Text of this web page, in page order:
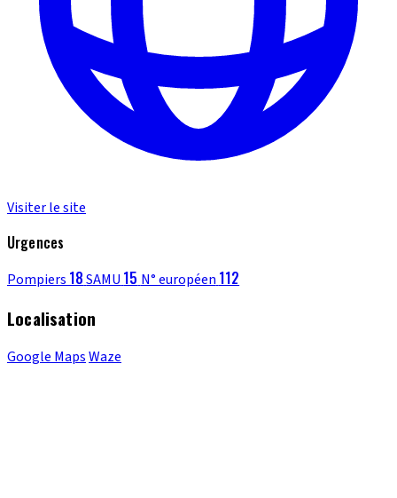
Visiter le site
Urgences
Pompiers 18SAMU 15 N° européen 112
Localisation
Google MapsWaze